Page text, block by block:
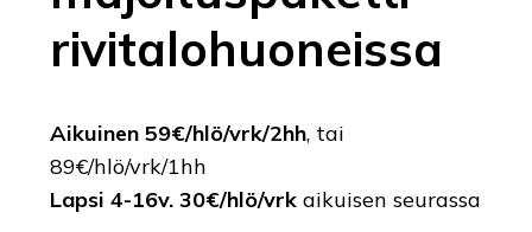
rivitalohuoneissa
Aikuinen 59€/hlö/vrk/2hh, tai
89€/hlö/vrk/1hh
Lapsi 4-16v. 30€/hlö/vrk aikuisen seurassa